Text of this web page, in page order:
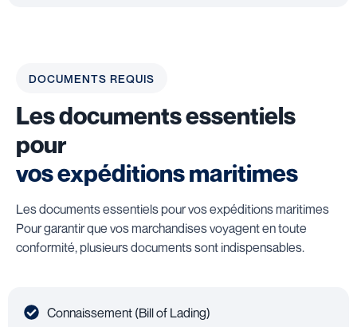
DOCUMENTS REQUIS
Les documents essentiels
pour
vos expéditions maritimes
Les documents essentiels pour vos expéditions maritimes
Pour garantir que vos marchandises voyagent en toute
conformité, plusieurs documents sont indispensables.
Connaissement (Bill of Lading)